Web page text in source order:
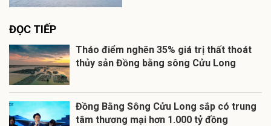
ĐỌC TIẾP
Tháo điểm nghẽn 35% giá trị thất thoát
thủy sản Đồng bằng sông Cửu Long
Đồng Bằng Sông Cửu Long sắp có trung
tâm thương mại hơn 1.000 tỷ đồng